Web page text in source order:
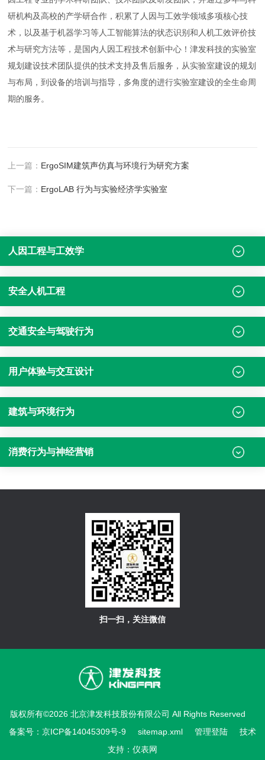
研机构及高校的产学研合作，积累了人因与工效学领域多项核心技
术，以及基于机器学习等人工智能算法的状态识别和人机工效评价技
术与研究方法等，是国内人因工程技术创新中心！津发科技的实验室
规划建设技术团队提供的技术支持及售后服务，从实验室建设的规划
与布局，到设备的培训与指导，多角度的进行实验室建设的全生命周
期的服务。
上一篇： ErgoSIM建筑声仿真与环境行为研究方案
下一篇： ErgoLAB 行为与实验经济学实验室
人因工程与工效学
安全人机工程
交通安全与驾驶行为
用户体验与交互设计
建筑与环境行为
消费行为与神经营销
扫一扫，关注微信
版权所有©2026 北京津发科技股份有限公司 All Rights Reserved
备案号：京ICP备14045309号-9
sitemap.xml 管理登陆技术
支持： 仪表网